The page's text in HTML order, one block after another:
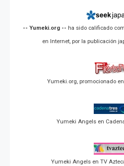
-- Yumeki.org -- ha sido calificado
en Internet, por la publicación
Yumeki.org, promocionado
Yumeki Angels en
Yumeki Angels en TV